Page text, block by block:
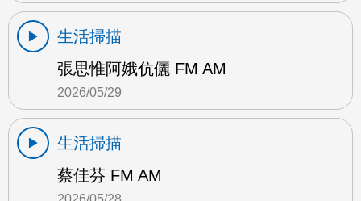
生活掃描
張思惟阿娥伉儷 FM AM
2026/05/29
生活掃描
蔡佳芬 FM AM